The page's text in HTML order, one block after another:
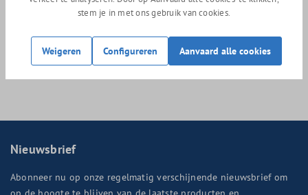
heeft een D-vormige OverDrive Aero diameter van 1 1/4 inch. Met
mogelijkheden voor aanpassing en personalisatie, zodat rijders
hun ideale fietsconfiguratie kunnen vinden.
Nieuwsbrief
Abonneer nu op onze regelmatig verschijnende nieuwsbrief om
stem je in met ons gebruik van cookies.
Weigeren Configureren Aanvaard alle cookies